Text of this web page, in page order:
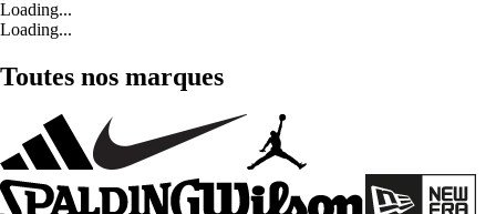
Loading...
Loading...
Toutes nos marques